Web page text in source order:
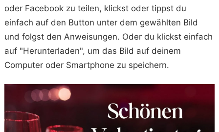
oder Facebook zu teilen, klickst oder tippst du
einfach auf den Button unter dem gewählten Bild
und folgst den Anweisungen. Oder du klickst einfach
auf "Herunterladen", um das Bild auf deinem
Computer oder Smartphone zu speichern.